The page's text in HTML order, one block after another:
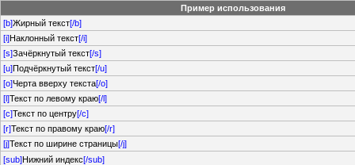
Пример использования
[b]Жирный текст[/b]
[i]Наклонный текст[/i]
[s]Зачёркнутый текст[/s]
[u]Подчёркнутый текст[/u]
[o]Черта вверху текста[/o]
[l]Текст по левому краю[/l]
[c]Текст по центру[/c]
[r]Текст по правому краю[/r]
[j]Текст по ширине страницы[/j]
[sub]Нижний индекс[/sub]